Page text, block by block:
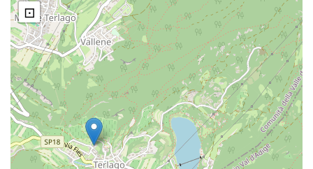
⊡